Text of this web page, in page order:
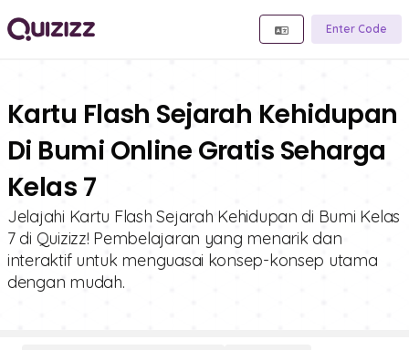
Enter Code
Kartu Flash Sejarah Kehidupan
Di Bumi Online Gratis Seharga
Kelas 7
Jelajahi Kartu Flash Sejarah Kehidupan di Bumi Kelas
7 di Quizizz! Pembelajaran yang menarik dan
interaktif untuk menguasai konsep-konsep utama
dengan mudah.